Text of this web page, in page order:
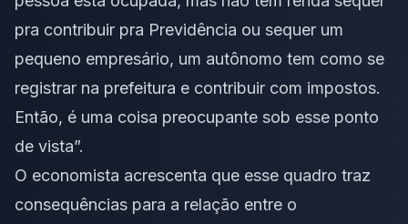
pra contribuir pra Previdência ou sequer um
pequeno empresário, um autônomo tem como se
registrar na prefeitura e contribuir com impostos.
Então, é uma coisa preocupante sob esse ponto
de vista”.
O economista acrescenta que esse quadro traz
consequências para a relação entre o